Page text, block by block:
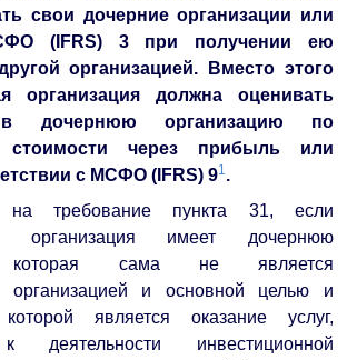
свои дочерние организации или
(IFRS) 3 при получении ею
организацией. Вместо этого
организация должна оценивать
в дочернюю организацию по
стоимости через прибыль или
с МСФО (IFRS) 91.
требование пункта 31, если
организация имеет дочернюю
которая сама не является
организацией и основной целью и
которой является оказание услуг,
деятельности инвестиционной